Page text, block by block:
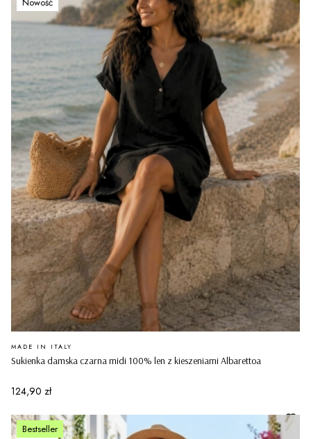
Sukienka damska czarna midi 100% len z kieszeniami Albarettoa
PRODUCENT
MADE IN ITALY
Cena
124,90 zł
Bestseller